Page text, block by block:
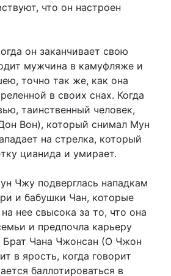
что он настроен
он заканчивает свою
мужчина в камуфляже и
точно так же, как она
в своих снах. Когда
таинственный человек,
Вон), который снимал Мун
на стрелка, который
цианида и умирает.
Чжу подверглась нападкам
и бабушки Чан, которые
нее свысока за то, что она
и предпочла карьеру
Брат Чана Чжонсан (О Чжон
в ярость, когда говорит
баллотироваться в